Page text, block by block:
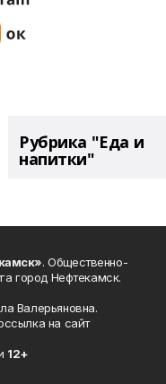
Рубрика "Еда и
напитки"
. Общественно-
город Нефтекамск.
Валерьяновна.
на сайт
12+